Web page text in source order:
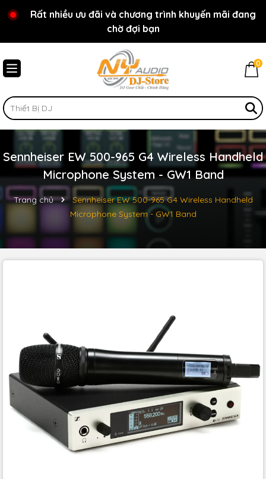
Chào mừng bạn đến với cửa hàng NY Audio - DJ
Store
Rất nhiều ưu đãi và chương trình khuyến mãi đang
chờ đợi bạn
0
Sennheiser EW 500-965 G4 Wireless Handheld
Microphone System - GW1 Band
Trang chủ
Sennheiser EW 500-965 G4 Wireless Handheld
Microphone System - GW1 Band